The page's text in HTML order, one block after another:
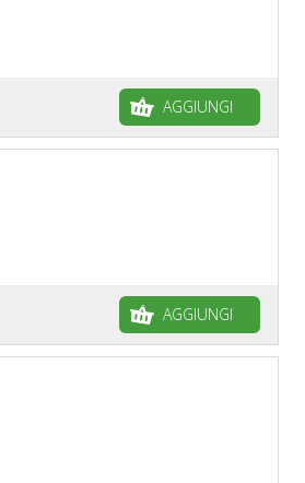
AGGIUNGI
AGGIUNGI